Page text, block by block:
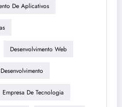
De Aplicativos
Desenvolvimento Web
Empresa De Tecnologia